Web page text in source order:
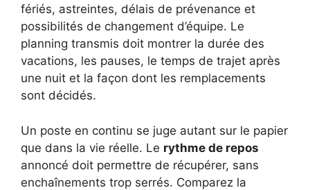
fériés, astreintes, délais de prévenance et
possibilités de changement d’équipe. Le
planning transmis doit montrer la durée des
vacations, les pauses, le temps de trajet après
une nuit et la façon dont les remplacements
sont décidés.
Un poste en continu se juge autant sur le papier
que dans la vie réelle. Le rythme de repos
annoncé doit permettre de récupérer, sans
enchaînements trop serrés. Comparez la